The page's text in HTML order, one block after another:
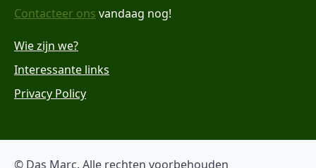
Contacteer ons vandaag nog!
Wie zijn we?
Interessante links
Privacy Policy
© Das Marc. Alle rechten voorbehouden